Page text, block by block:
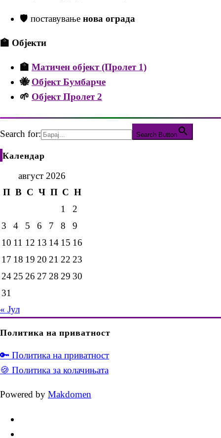
🛡️ поставување нова ограда
🏫 Објекти
🏫 Матичен објект (Пролет 1)
🐝 Објект Бумбарче
🌱 Објект Пролет 2
Search for: Search Button
Календар
август 2026
П В С Ч П С Н
1
2
3
4 5 6 7 8
9
10 11 12 13 14 15 16
17 18 19 20 21 22 23
2425 26 27 28 29 30
31
« Јул
Политика на приватност
🔑 Политика на приватност
🍪 Политика за колачињата
Powered by Makdomen